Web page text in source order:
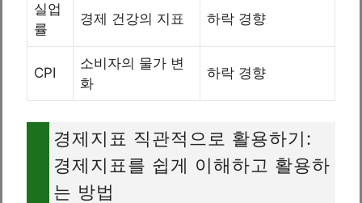
실업
률
경제 건강의 지표 하락 경향
CPI
소비자의 물가 변
화
하락 경향
경제지표 직관적으로 활용하기:
경제지표를 쉽게 이해하고 활용하
는 방법